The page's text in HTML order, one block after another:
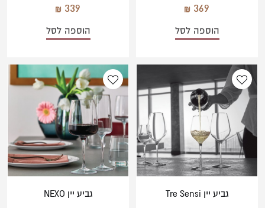
369
הוספה לסל
339
הוספה לסל
גביע יין Tre Sensi גביע יין NEXO